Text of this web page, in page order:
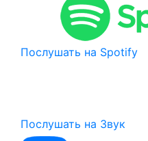
Послушать на Spotify
Послушать на Звук